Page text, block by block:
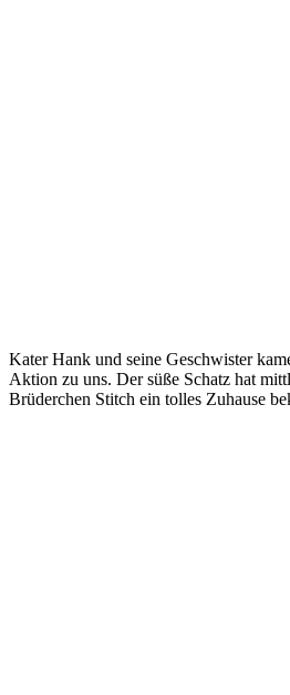
Kater Hank und seine Geschwister
Aktion zu uns. Der süße Schatz hat
Brüderchen Stitch ein tolles Zuhause